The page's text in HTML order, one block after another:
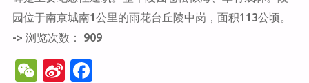
办
园位于南京城南1公里的雨花台丘陵中岗，面积113公顷。
-> 浏览次数： 909
W
Si